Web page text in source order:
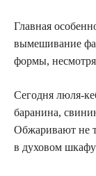
Главная
вымешивание
формы, несмотря
Сегодня люля-
баранина,
Обжаривают не
в духовом